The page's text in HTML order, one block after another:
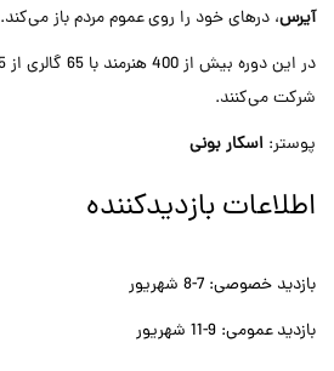
آیرس، درهای خود را روی عموم مردم باز می‌کند.
شرکت می‌کنند.
پوستر: اسکار بونی
اطلاعات بازدیدکننده
بازدید خصوصی: 7-8 شهریور
بازدید عمومی: 9-11 شهریور